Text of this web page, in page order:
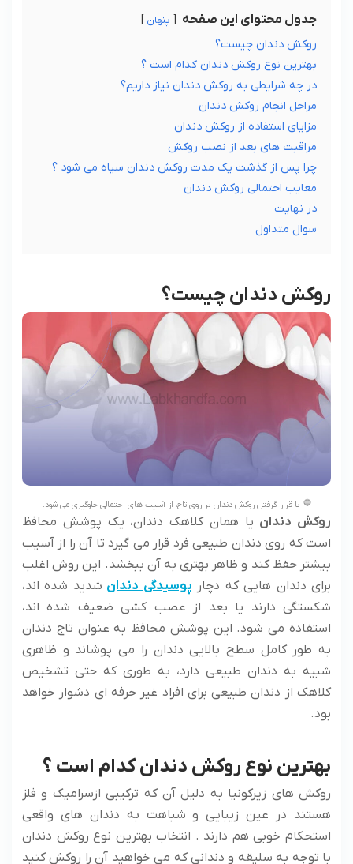
جدول محتوای این صفحه پنهان
روکش دندان چیست؟
بهترین نوع روکش دندان کدام است ؟
در چه شرایطی به روکش دندان نیاز داریم؟
مراحل انجام روکش دندان
مزایای استفاده از روکش دندان
مراقبت های بعد از نصب روکش
چرا پس از گذشت یک مدت روکش دندان سیاه می شود ؟
معایب احتمالی روکش دندان
در نهایت
سوال متداول
روکش دندان چیست؟
با قرار گرفتن روکش دندان بر روی تاج، از آسیب های احتمالی جلوگیری می شود.
روکش دندان یا همان کلاهک دندان، یک پوشش محافظ
است که روی دندان طبیعی فرد قرار می گیرد تا آن را از آسیب
بیشتر حفظ کند و ظاهر بهتری به آن ببخشد. این روش اغلب
برای دندان هایی که دچار پوسیدگی دندان شدید شده اند،
شکستگی دارند یا بعد از عصب کشی ضعیف شده اند،
استفاده می شود. این پوشش محافظ به عنوان تاج دندان
به طور کامل سطح بالایی دندان را می پوشاند و ظاهری
شبیه به دندان طبیعی دارد، به طوری که حتی تشخیص
کلاهک از دندان طبیعی برای افراد غیر حرفه ای دشوار خواهد
بود.
بهترین نوع روکش دندان کدام است ؟
روکش های زیرکونیا به دلیل آن که ترکیبی ازسرامیک و فلز
هستند در عین زیبایی و شباهت به دندان های واقعی
استحکام خوبی هم دارند . انتخاب بهترین نوع روکش دندان
با توجه به سلیقه و دندانی که می خواهید آن را روکش کنید